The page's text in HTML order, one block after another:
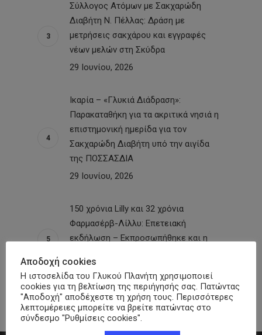
Σύλλογος Ατόμων με Σακχαρώδη
Διαβήτη Ν. Πέλλας: Δράση με
μετρήσεις σακχάρου και εγγραφές
νέων μελών στη Σκύδρα
29 Ιουνίου, 2026
Ικαρία – «Γλυκιά Διάδραση»:
Παρακαταθήκη για τα ακριτικά νησιά η
επιστημονική ημερίδα για τον
Σακχαρώδη Διαβήτη υπό την αιγίδα
της ΠΟΣΣΑΣΔΙΑ
29 Ιουνίου, 2026
150 χρόνια Lilly και 32 χρόνια
Φαρμασέρβ-Λίλλυ: Eπετειακή
εκδήλωση – Εκπροσωπήθηκε και η
26 Ιουνίου, 2026
Αποδοχή cookies
Η ιστοσελίδα του Γλυκού Πλανήτη χρησιμοποιεί
cookies για τη βελτίωση της περιήγησής σας. Πατώντας
"Αποδοχή" αποδέχεστε τη χρήση τους. Περισσότερες
λεπτομέρειες μπορείτε να βρείτε πατώντας στο
σύνδεσμο "Ρυθμίσεις cookies".